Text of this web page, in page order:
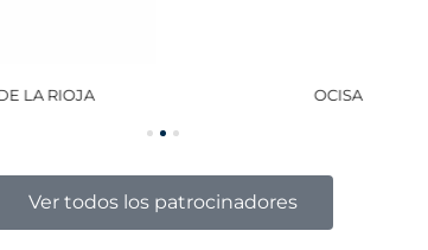
LA RIOJA OCISA
Ver todos los patrocinadores